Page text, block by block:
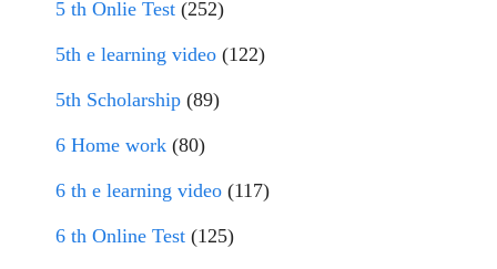
5 th Onlie Test (252)
5th e learning video (122)
5th Scholarship (89)
6 Home work (80)
6 th e learning video (117)
6 th Online Test (125)